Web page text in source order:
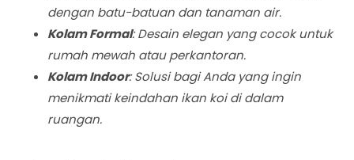
dengan batu-batuan dan tanaman air.
Kolam Formal: Desain elegan yang cocok untuk
rumah mewah atau perkantoran.
Kolam Indoor: Solusi bagi Anda yang ingin
menikmati keindahan ikan koi di dalam
ruangan.